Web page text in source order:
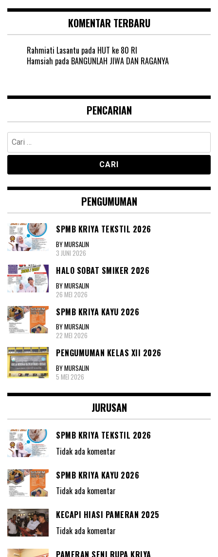
KOMENTAR TERBARU
Rahmiati Lasantu pada HUT ke 80 RI
Hamsiah pada BANGUNLAH JIWA DAN RAGANYA
PENCARIAN
Cari
untuk:
PENGUMUMAN
SPMB KRIYA TEKSTIL 2026
BY MURSALIN
3 JUNI 2026
HALO SOBAT SMIKER 2026
BY MURSALIN
26 MEI 2026
SPMB KRIYA KAYU 2026
BY MURSALIN
22 MEI 2026
PENGUMUMAN KELAS XII 2026
BY MURSALIN
5 MEI 2026
JURUSAN
SPMB KRIYA TEKSTIL 2026
Tidak ada komentar
SPMB KRIYA KAYU 2026
Tidak ada komentar
KECAPI HIASI PAMERAN 2025
Tidak ada komentar
PAMERAN SENI RUPA KRIYA